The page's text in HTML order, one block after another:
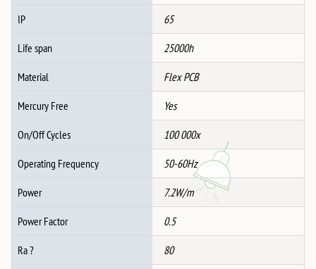
IP 65
Life span 25000h
Material Flex PCB
Mercury Free Yes
On/Off Cycles 100 000x
Operating Frequency 50-60Hz
Power 7.2W/m
Power Factor 0.5
Ra ? 80